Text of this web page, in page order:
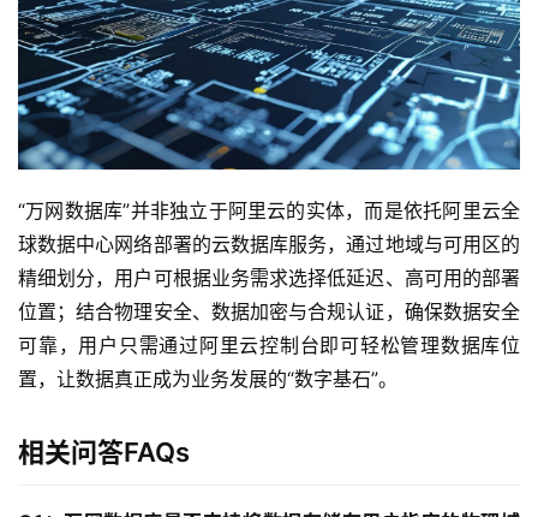
标
签
归
档
“万网数据库”并非独立于阿里云的实体，而是依托阿里云全
球数据中心网络部署的云数据库服务，通过地域与可用区的
精细划分，用户可根据业务需求选择低延迟、高可用的部署
位置；结合物理安全、数据加密与合规认证，确保数据安全
可靠，用户只需通过阿里云控制台即可轻松管理数据库位
置，让数据真正成为业务发展的“数字基石”。
相关问答FAQs